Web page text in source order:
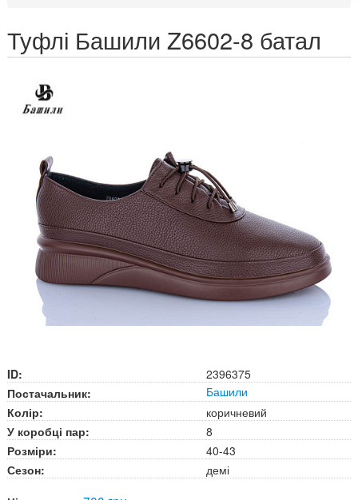
Туфлі Башили Z6602-8 батал
ID:
2396375
Постачальник:
Башили
Колір:
коричневий
У коробці пар:
8
Розміри:
40-43
Сезон:
демі